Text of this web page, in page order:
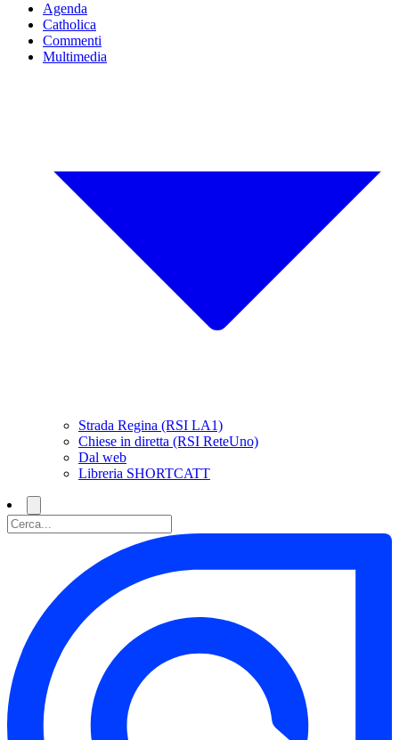
Agenda
Catholica
Commenti
Multimedia
Strada Regina (RSI LA1)
Chiese in diretta (RSI ReteUno)
Dal web
Libreria SHORTCATT